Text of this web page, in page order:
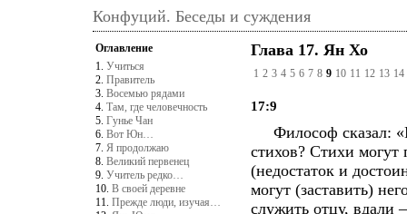
Конфуций. Беседы и суждения
Оглавление
1. Учиться
2. Правитель
3. Восемью рядами
4. Там, где человечность
5. Гунье Чан
6. Вот Юн…
7. Я продолжаю
8. Великий первенец
9. Учитель редко…
10. В своей деревне
11. Прежде люди, изучая…
Глава 17. Ян Хо
1 2 3 4 5 6 7 8 9 10 11 12 13 14
17:9
Философ сказал:
стихов? Стихи могут
(недостаток и
могут (заставить)
служить отцу, вдали